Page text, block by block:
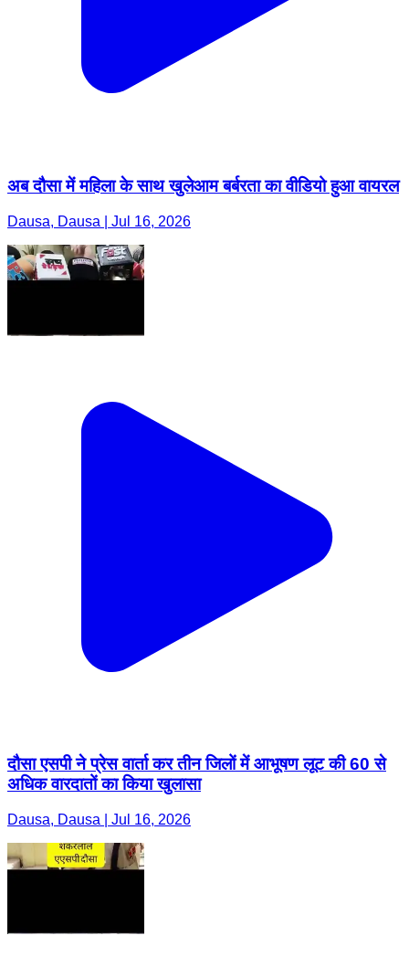
अब दौसा में महिला के साथ खुलेआम बर्बरता का वीडियो हुआ वायरल
Dausa, Dausa | Jul 16, 2026
दौसा एसपी ने प्रेस वार्ता कर तीन जिलों में आभूषण लूट की 60 से
अधिक वारदातों का किया खुलासा
Dausa, Dausa | Jul 16, 2026